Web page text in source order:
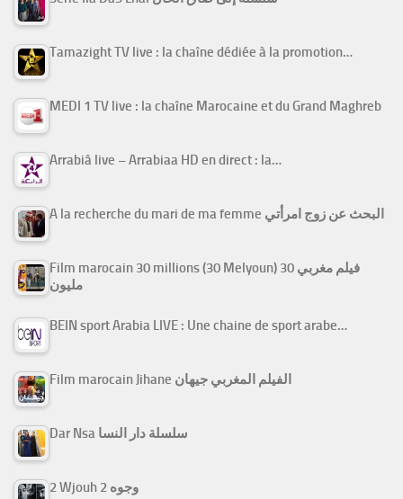
Tamazight TV live : la chaîne dédiée à la promotion…
MEDI 1 TV live : la chaîne Marocaine et du Grand Maghreb
Arrabiâ live – Arrabiaa HD en direct : la…
A la recherche du mari de ma femme البحث عن زوج امرأتي
Film marocain 30 millions (30 Melyoun) فيلم مغربي 30
مليون
BEIN sport Arabia LIVE : Une chaine de sport arabe…
Film marocain Jihane الفيلم المغربي جيهان
Dar Nsa سلسلة دار النسا
2 Wjouh 2 وجوه